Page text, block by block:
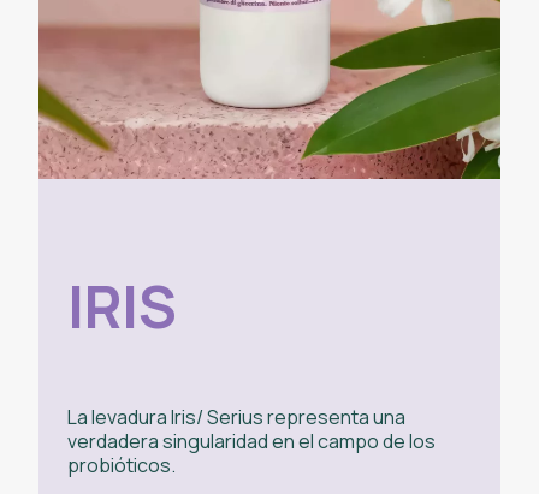
IRIS
La levadura Iris/ Serius representa una
verdadera singularidad en el campo de los
probióticos.